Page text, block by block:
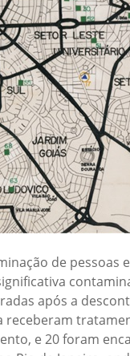
de pessoas
após a
e 20 foram